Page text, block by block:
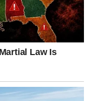
promijeniti vaš
smjeli
povrijedilo. Ne